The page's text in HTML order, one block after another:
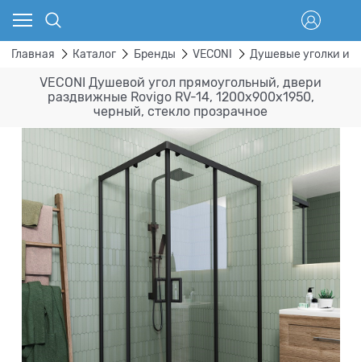
Главная Каталог Бренды VECONI Душевые уголки и
VECONI Душевой угол прямоугольный, двери
раздвижные Rovigo RV-14, 1200x900x1950,
черный, стекло прозрачное